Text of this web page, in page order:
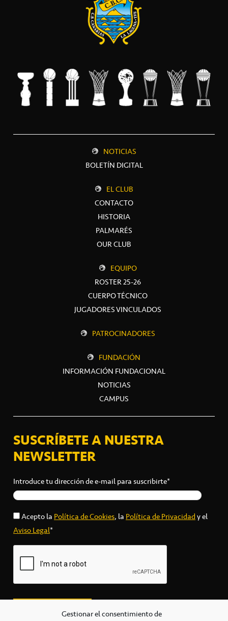
Gestionar el consentimiento de
NOTICIAS
BOLETÍN DIGITAL
EL CLUB
CONTACTO
HISTORIA
PALMARÉS
OUR CLUB
EQUIPO
ROSTER 25-26
CUERPO TÉCNICO
JUGADORES VINCULADOS
PATROCINADORES
FUNDACIÓN
INFORMACIÓN FUNDACIONAL
NOTICIAS
CAMPUS
SUSCRÍBETE A NUESTRA
NEWSLETTER
Introduce tu dirección de e-mail para suscribirte*
Acepto laPolítica de Cookies, laPolítica de Privacidady el
Aviso Legal*